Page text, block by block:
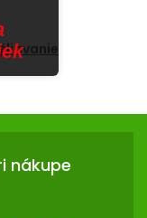
nákupe